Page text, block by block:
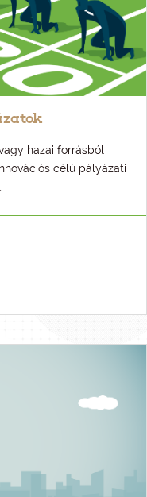
hazai forrásból
célú pályázati